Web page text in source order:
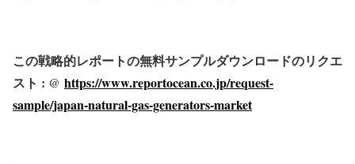
この戦略的レポートの無料サンプルダウンロードのリクエ
スト : @ https://www.reportocean.co.jp/request-
sample/japan-natural-gas-generators-market